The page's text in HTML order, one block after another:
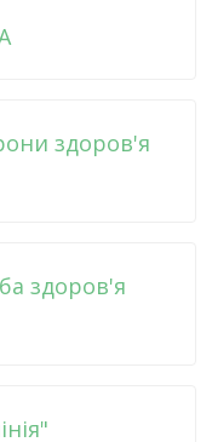
здоров'я
здоров'я